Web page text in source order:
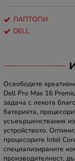
ЛАПТОПИ
DELL
Освободете
Dell Pro Max 16
задача с лекота
батерията,
усъвършенствания
устройството.
процесорите Intel
специализираните
производителност,